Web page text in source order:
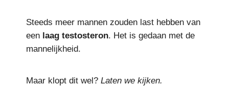
Steeds meer mannen zouden last hebben van
een laag testosteron. Het is gedaan met de
mannelijkheid.
Maar klopt dit wel? Laten we kijken.